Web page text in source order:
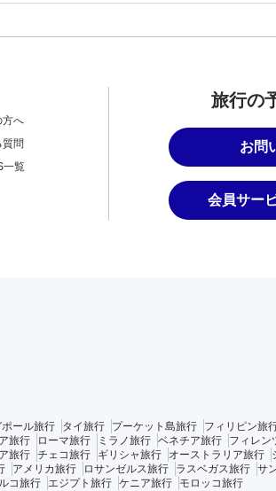
旅行の
お問
会員サー
方へ
質問
一覧
ール旅行 タイ旅行 プーケット島旅行 フィリピン旅
旅行 ローマ旅行 ミラノ旅行 ベネチア旅行 フィレン
旅行 チェコ旅行 ギリシャ旅行 オーストラリア旅行
アメリカ旅行 ロサンゼルス旅行 ラスベガス旅行 サ
コ旅行 エジプト旅行 ケニア旅行 モロッコ旅行